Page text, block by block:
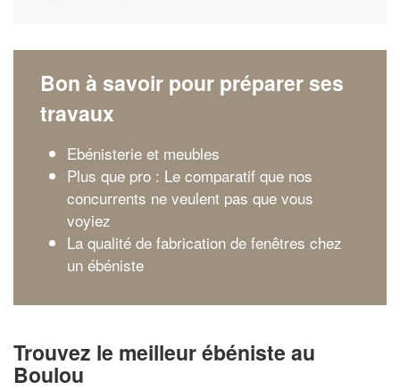
Bon à savoir pour préparer ses
travaux
Ebénisterie et meubles
Plus que pro : Le comparatif que nos
concurrents ne veulent pas que vous
voyiez
La qualité de fabrication de fenêtres chez
un ébéniste
Trouvez le meilleur ébéniste au
Boulou